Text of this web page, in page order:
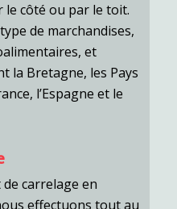
le côté ou par le toit.
de marchandises,
et
la Bretagne, les Pays
l’Espagne et le
carrelage en
effectuons tout au